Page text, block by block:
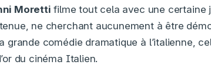
Moretti filme tout cela avec une certaine
ne cherchant aucunement à être
grande comédie dramatique à l’italienne,
du cinéma Italien.